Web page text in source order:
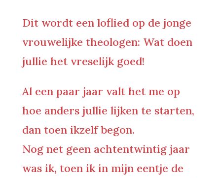
Dit wordt een loflied op de jonge
vrouwelijke theologen: Wat doen
jullie het vreselijk goed!
Al een paar jaar valt het me op
hoe anders jullie lijken te starten,
dan toen ikzelf begon.
Nog net geen achtentwintig jaar
was ik, toen ik in mijn eentje de